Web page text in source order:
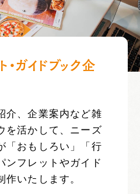
・ガイドブック企
介、企業案内など雑
を活かして、ニーズ
「おもしろい」「行
ンフレットやガイド
作いたします。